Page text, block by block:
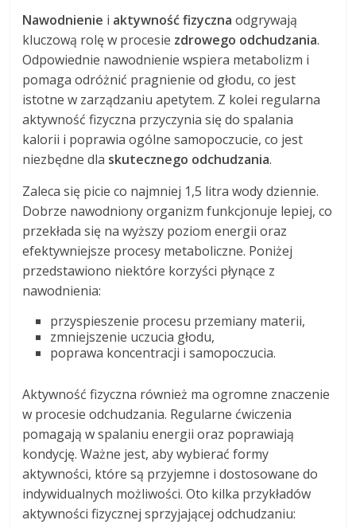
Nawodnienie i aktywność fizyczna odgrywają
kluczową rolę w procesie zdrowego odchudzania.
Odpowiednie nawodnienie wspiera metabolizm i
pomaga odróżnić pragnienie od głodu, co jest
istotne w zarządzaniu apetytem. Z kolei regularna
aktywność fizyczna przyczynia się do spalania
kalorii i poprawia ogólne samopoczucie, co jest
niezbędne dla skutecznego odchudzania.
Zaleca się picie co najmniej 1,5 litra wody dziennie.
Dobrze nawodniony organizm funkcjonuje lepiej, co
przekłada się na wyższy poziom energii oraz
efektywniejsze procesy metaboliczne. Poniżej
przedstawiono niektóre korzyści płynące z
nawodnienia:
przyspieszenie procesu przemiany materii,
zmniejszenie uczucia głodu,
poprawa koncentracji i samopoczucia.
Aktywność fizyczna również ma ogromne znaczenie
w procesie odchudzania. Regularne ćwiczenia
pomagają w spalaniu energii oraz poprawiają
kondycję. Ważne jest, aby wybierać formy
aktywności, które są przyjemne i dostosowane do
indywidualnych możliwości. Oto kilka przykładów
aktywności fizycznej sprzyjającej odchudzaniu: